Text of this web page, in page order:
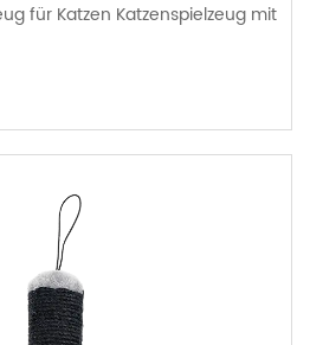
für Katzen Katzenspielzeug mit